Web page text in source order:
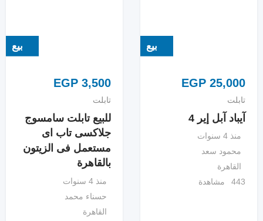
بيع
EGP 25,000
تابلت
آيباد آبل إير 4
منذ 4 سنوات
محمود سعد
القاهرة
443 مشاهدة
بيع
EGP 3,500
تابلت
للبيع تابلت سامسوج
جلاكسى تاب اى
مستعمل فى الزيتون
بالقاهرة
منذ 4 سنوات
حسناء محمد
القاهرة